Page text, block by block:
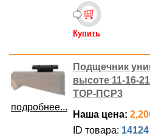
Купить
подробнее...
Подщечник
высоте 11-16-
ТОР-ПСР3
Наша цена:
ID товара: 14124